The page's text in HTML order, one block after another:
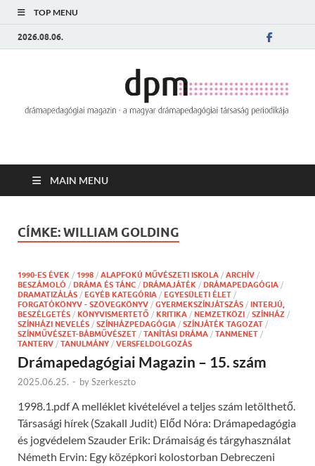
TOP MENU
2026.08.06.
MAIN MENU
CÍMKE:WILLIAM GOLDING
1990-ES ÉVEK / 1998 / ALAPFOKÚ MŰVÉSZETI ISKOLA / ARCHÍV /
BESZÁMOLÓ / DRÁMA ÉS TÁNC / DRÁMAJÁTÉK / DRÁMAPEDAGÓGIA /
DRAMATIZÁLÁS / EGYÉB KATEGÓRIA / EGYESÜLETI ÉLET /
FORGATÓKÖNYV - SZÖVEGKÖNYV / GYERMEKSZÍNJÁTSZÁS / INTERJÚ,
BESZÉLGETÉS / KÖNYVISMERTETŐ / KRITIKA / NEMZETKÖZI / SZÍNHÁZ /
SZÍNHÁZI NEVELÉS / SZÍNHÁZPEDAGÓGIA / SZÍNJÁTÉK TAGOZAT /
SZÍNMŰVÉSZET-BÁBMŰVÉSZET / TANÍTÁSI DRÁMA / TANMENET /
TANTERV / TANULMÁNY / VERSFELDOLGOZÁS
Drámapedagógiai Magazin – 15. szám
2025.06.25. - bySzerkeszto
1998.1.pdf A melléklet kivételével a teljes szám letölthető.
Társasági hírek (Szakall Judit) Előd Nóra: Drámapedagógia
és jogvédelem Szauder Erik: Drámaiság és tárgyhasználat
Németh Ervin: Egy középkori kolostorban Debreczeni